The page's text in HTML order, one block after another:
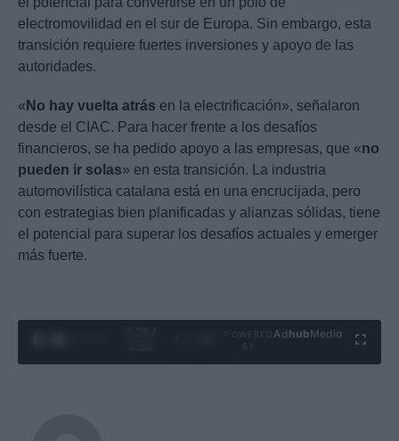
electromovilidad en el sur de Europa. Sin embargo, esta
transición requiere fuertes inversiones y apoyo de las
autoridades.
« No hay vuelta atrás en la electrificación», señalaron
desde el CIAC. Para hacer frente a los desafíos
financieros, se ha pedido apoyo a las empresas, que «no
pueden ir solas» en esta transición. La industria
automovilística catalana está en una encrucijada, pero
con estrategias bien planificadas y alianzas sólidas, tiene
el potencial para superar los desafíos actuales y emerger
más fuerte.
Ad hubMedia